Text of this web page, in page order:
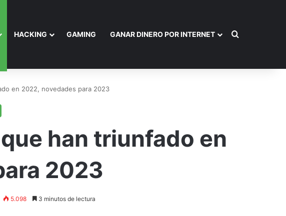
HACKING GAMING GANAR DINERO POR INTERNET Buscar por
en 2022, novedades para 2023
han triunfado en
2023
5.098 3 minutos de lectura